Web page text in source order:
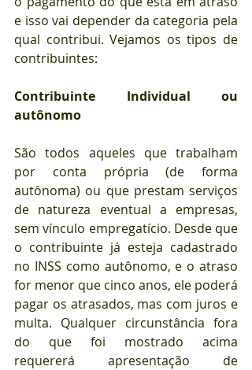
e isso vai depender da categoria pela
qual contribui. Vejamos os tipos de
contribuintes:
Contribuinte Individual ou
autônomo
São todos aqueles que trabalham
por conta própria (de forma
autônoma) ou que prestam serviços
de natureza eventual a empresas,
sem vínculo empregatício. Desde que
o contribuinte já esteja cadastrado
no INSS como autônomo, e o atraso
for menor que cinco anos, ele poderá
pagar os atrasados, mas com juros e
multa. Qualquer circunstância fora
do que foi mostrado acima
requererá apresentação de